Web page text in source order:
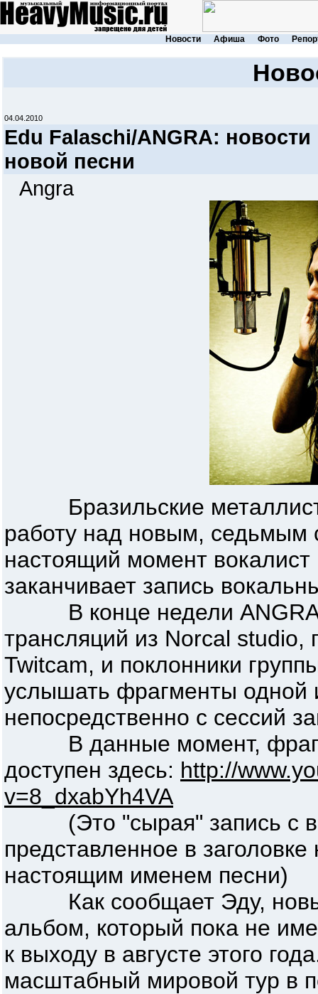
Новости Афиша Фото
04.04.2010
Edu Falaschi/ANGRA:
новой песни
Angra
Бразильские
работу над новым,
настоящий момент
заканчивает запись
В конце недели ANGRA
трансляций из Norcal studio,
Twitcam, и поклонники
услышать фрагменты одной
непосредственно с сессий
В данные момент,
доступен здесь: http://
v=8_dxabYh4VA
(Это "сырая" запись с
представленное в
настоящим именем песни)
Как сообщает Эду,
альбом, который пока не
к выходу в августе этого
масштабный мировой тур в